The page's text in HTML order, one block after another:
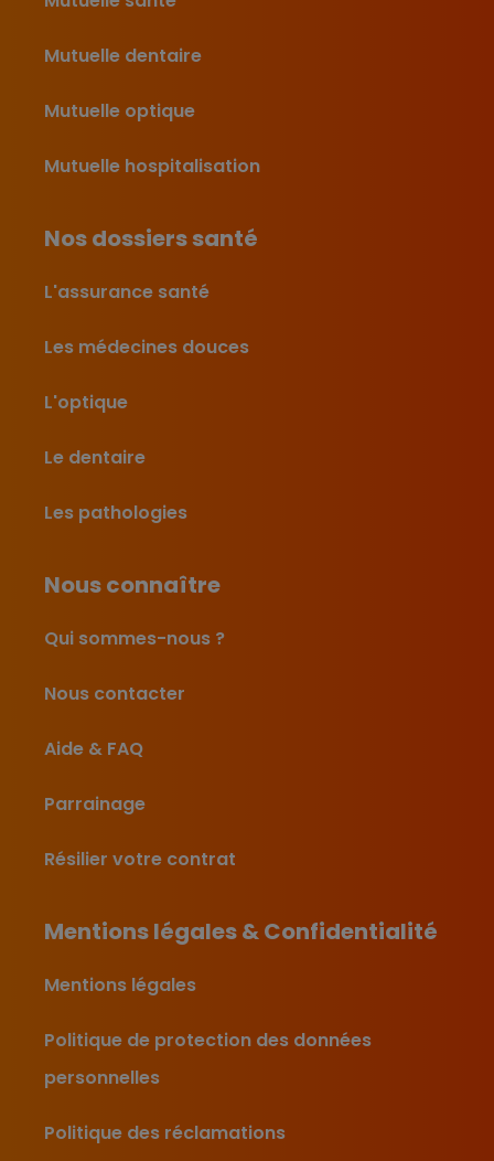
Mutuelle dentaire
Mutuelle optique
Mutuelle hospitalisation
Nos dossiers santé
L'assurance santé
Les médecines douces
L'optique
Le dentaire
Les pathologies
Nous connaître
Qui sommes-nous ?
Nous contacter
Aide & FAQ
Parrainage
Résilier votre contrat
Mentions légales & Confidentialité
Mentions légales
Politique de protection des données
personnelles
Politique des réclamations